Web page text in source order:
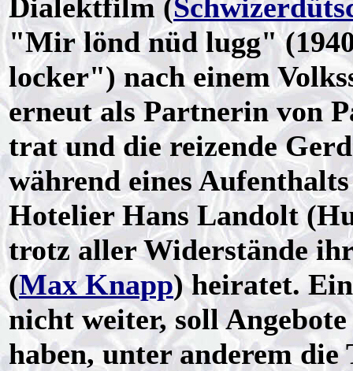
Dialektfilm (
"Mir lönd nüd lugg"
locker") nach einem
erneut als Partnerin von
trat und die reizende
während eines
Hotelier Hans Landolt
trotz aller Widerstände
(Max Knapp) heiratet.
nicht weiter, soll
haben, unter anderem